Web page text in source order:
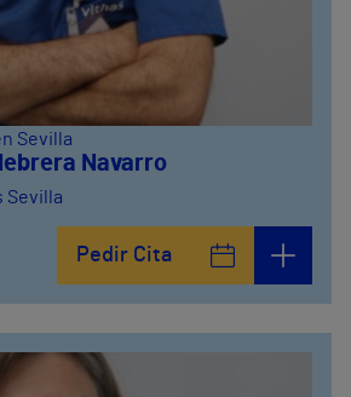
Sevilla
Navarro
Sevilla
Pedir Cita